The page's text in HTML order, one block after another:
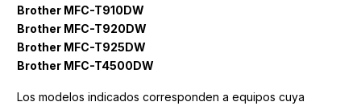
Brother MFC-T910DW
Brother MFC-T920DW
Brother MFC-T925DW
Brother MFC-T4500DW
Los modelos indicados corresponden a equipos cuya